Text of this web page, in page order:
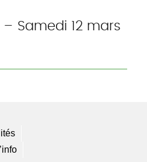
Samedi 12 mars